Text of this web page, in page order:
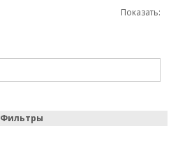
Показать:
Фильтры